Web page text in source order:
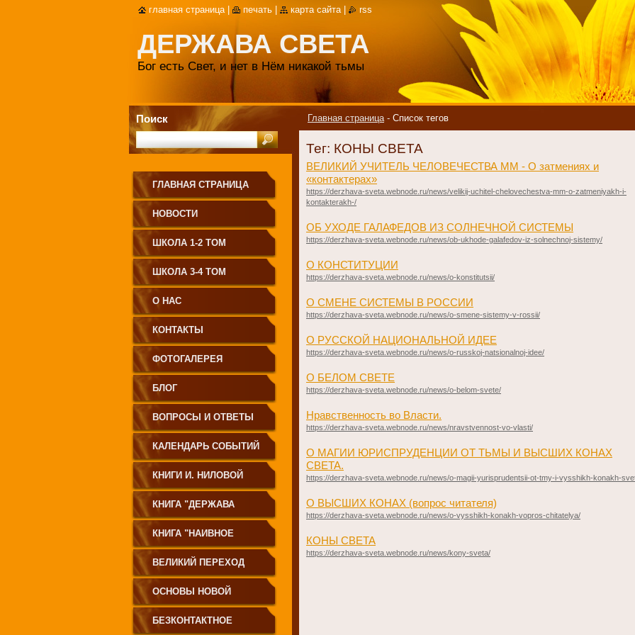
ДЕРЖАВА СВЕТА
Бог есть Свет, и нет в Нём никакой тьмы
Главная страница - Список тегов
Тег: КОНЫ СВЕТА
ВЕЛИКИЙ УЧИТЕЛЬ ЧЕЛОВЕЧЕСТВА ММ - О затмениях и
«контактерах»
https://derzhava-sveta.webnode.ru/news/velikij-uchitel-chelovechestva-mm-o-zatmeniyakh-i-
kontakterakh-/
ОБ УХОДЕ ГАЛАФЕДОВ ИЗ СОЛНЕЧНОЙ СИСТЕМЫ
https://derzhava-sveta.webnode.ru/news/ob-ukhode-galafedov-iz-solnechnoj-sistemy/
О КОНСТИТУЦИИ
https://derzhava-sveta.webnode.ru/news/o-konstitutsii/
О СМЕНЕ СИСТЕМЫ В РОССИИ
https://derzhava-sveta.webnode.ru/news/o-smene-sistemy-v-rossii/
О РУССКОЙ НАЦИОНАЛЬНОЙ ИДЕЕ
https://derzhava-sveta.webnode.ru/news/o-russkoj-natsionalnoj-idee/
О БЕЛОМ СВЕТЕ
https://derzhava-sveta.webnode.ru/news/o-belom-svete/
Нравственность во Власти.
https://derzhava-sveta.webnode.ru/news/nravstvennost-vo-vlasti/
О МАГИИ ЮРИСПРУДЕНЦИИ ОТ ТЬМЫ И ВЫСШИХ КОНАХ
СВЕТА.
https://derzhava-sveta.webnode.ru/news/o-magii-yurisprudentsii-ot-tmy-i-vysshikh-konakh-
О ВЫСШИХ КОНАХ (вопрос читателя)
https://derzhava-sveta.webnode.ru/news/o-vysshikh-konakh-vopros-chitatelya/
КОНЫ СВЕТА
https://derzhava-sveta.webnode.ru/news/kony-sveta/
ГЛАВНАЯ СТРАНИЦА
НОВОСТИ
ШКОЛА 1-2 ТОМ
ШКОЛА 3-4 ТОМ
О НАС
КОНТАКТЫ
ФОТОГАЛЕРЕЯ
БЛОГ
ВОПРОСЫ И ОТВЕТЫ
КАЛЕНДАРЬ СОБЫТИЙ
КНИГИ И. НИЛОВОЙ
КНИГА "ДЕРЖАВА
СВЕТА
КНИГА "НАИВНОЕ
СВЕТОПРЕСТАВЛЕНИЕ"
ВЕЛИКИЙ ПЕРЕХОД
ОСНОВЫ НОВОЙ
ЦИВИЛИЗАЦИИ
БЕЗКОНТАКТНОЕ
Поиск
главная страница печать карта сайта rss